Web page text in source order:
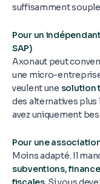
suffisamment
Pour un
SAP)
Axonaut peut
une micro-
veulent une solution
des alternatives
avez uniquement
Pour une
Moins adapté. Il
subventions,